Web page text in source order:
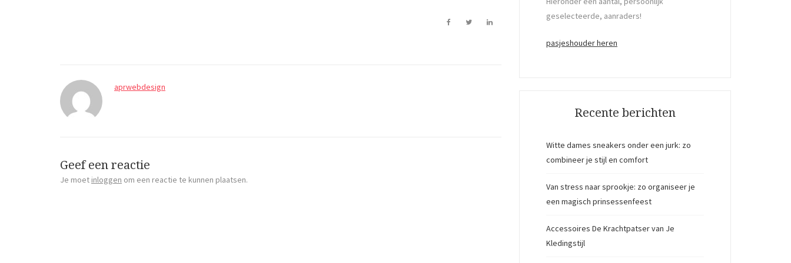
aprwebdesign
Geef een reactie
Je moet inloggen om een reactie te kunnen plaatsen.
geselecteerde, aanraders!
pasjeshouder heren
Recente berichten
Witte dames sneakers onder een jurk: zo
combineer je stijl en comfort
Van stress naar sprookje: zo organiseer je
een magisch prinsessenfeest
Accessoires De Krachtpatser van Je
Kledingstijl